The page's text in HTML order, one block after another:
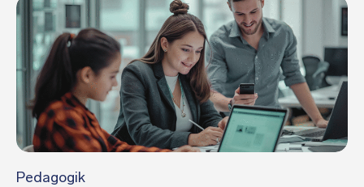
Pedagogik